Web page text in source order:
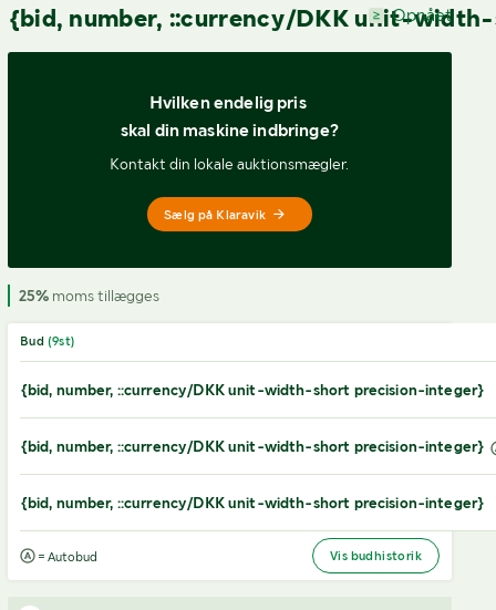
{bid, number, ::currency/DKK unit-Opnået
Hvilken endelig pris
skal din maskine indbringe?
Kontakt din lokale auktionsmægler.
Sælg på Klaravik
25%moms tillægges
Bud (9st)
{bid, number, ::currency/DKK unit-width-short precision-integer}
{bid, number, ::currency/DKK unit-width-short precision-integer}
{bid, number, ::currency/DKK unit-width-short precision-integer}
= Autobud Vis budhistorik